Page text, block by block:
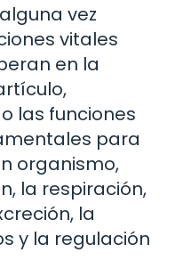
vez
vitales
en la
las funciones
para
organismo,
la respiración,
la
y la regulación